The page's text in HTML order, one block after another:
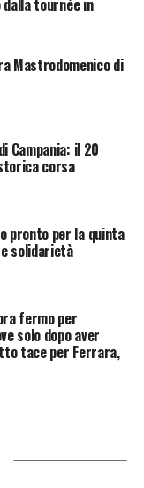
tournée in
Mastrodomenico di
Campania: il 20
corsa
pronto per la quinta
solidarietà
fermo per
solo dopo aver
tace per Ferrara,